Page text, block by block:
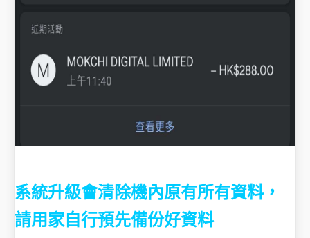
系統升級會清除機內原有所有資料，
請用家自行預先備份好資料